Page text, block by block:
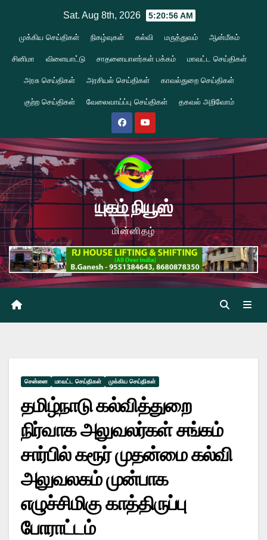
content
Sat. Aug 8th, 2026 5:20:57 AM
முக்கிய செய்திகள் நிகழ்வுகள் கல்வி மருத்துவம் ஆன்மீகம்
சினிமா விளையாட்டு சாதனையாளர்கள் பக்கம் மாவட்ட செய்திகள்
அரசு செய்திகள் அரசியல் செய்திகள் காவல்துறை செய்திகள்
குற்ற செய்திகள் வேலைவாய்ப்பு செய்திகள் தகவல் அறிவோம்
யுகம் நியூஸ்
மின்னிதழ்
சென்னை மாவட்ட செய்திகள் முக்கிய செய்திகள்
தமிழ்நாடு கல்வித்துறை
நிர்வாக அலுவலர்கள் சங்கம்
சார்பில் கரூர் முதன்மை கல்வி
அலுவலகம் முன்பாக
எழுச்சிமிகு காத்திருப்பு
போராட்டம்